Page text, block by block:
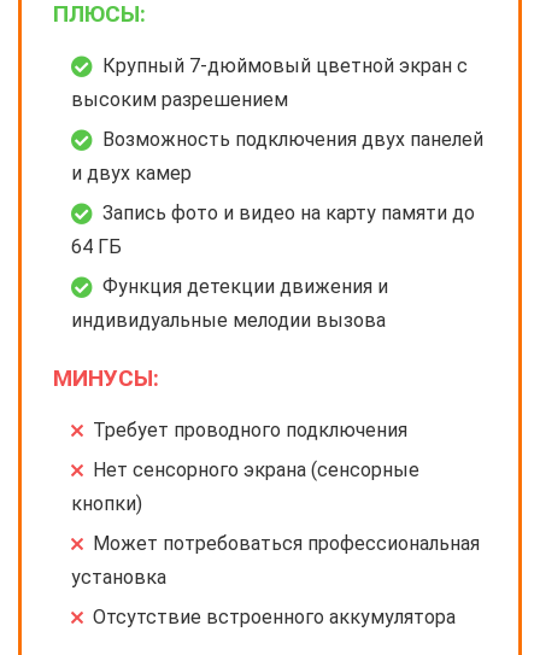
ПЛЮСЫ:
Крупный 7-дюймовый цветной экран с
высоким разрешением
Возможность подключения двух панелей
и двух камер
Запись фото и видео на карту памяти до
64 ГБ
Функция детекции движения и
индивидуальные мелодии вызова
МИНУСЫ:
Требует проводного подключения
Нет сенсорного экрана (сенсорные
кнопки)
Может потребоваться профессиональная
установка
Отсутствие встроенного аккумулятора